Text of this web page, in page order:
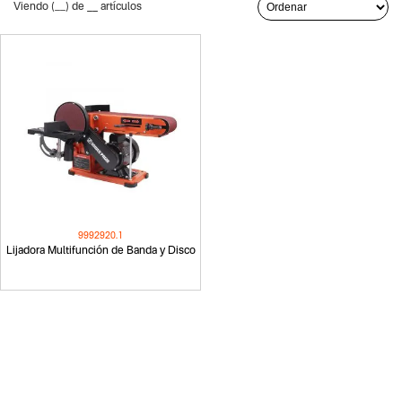
Viendo ( ) de artículos
Lijadora Multifunción de Banda y Disco
9992920.1